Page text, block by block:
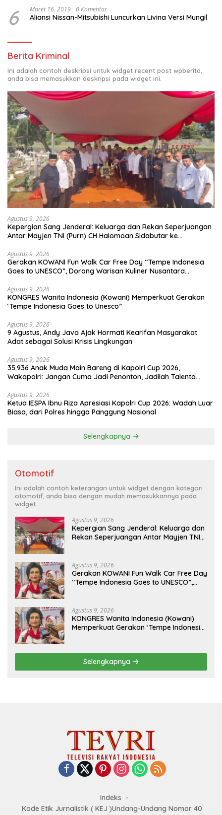
6 Maret 16, 2019 0 Komentar
Aliansi Nissan-Mitsubishi Luncurkan Livina Versi Mungil
Berita Kriminal
Ini adalah contoh deskripsi untuk widget recent post wpberita,
anda bisa memasukkan deskripsi pada widget ini.
Agustus 9, 2026
Kepergian Sang Jenderal: Keluarga dan Rekan Seperjuangan
Antar Mayjen TNI (Purn) CH Halomoan Sidabutar ke
Agustus 9, 2026
Gerakan KOWANI Fun Walk Car Free Day “Tempe Indonesia
Goes to UNESCO”, Dorong Warisan Kuliner Nusantara
Agustus 9, 2026
KONGRES Wanita Indonesia (Kowani) Memperkuat Gerakan
‘Tempe Indonesia Goes to Unesco”
Agustus 9, 2026
9 Agustus, Andy Java Ajak Hormati Kearifan Masyarakat
Adat sebagai Solusi Krisis Lingkungan
Agustus 9, 2026
35.936 Anak Muda Main Bareng di Kapolri Cup 2026,
Wakapolri: Jangan Cuma Jadi Penonton, Jadilah Talenta
Agustus 9, 2026
Ketua IESPA Ibnu Riza Apresiasi Kapolri Cup 2026: Wadah Luar
Biasa, dari Polres hingga Panggung Nasional
Selengkapnya
Otomotif
Ini adalah contoh keterangan untuk widget dengan kategori
otomotif, anda bisa dengan mudah memasukkannya pada
widget.
Agustus 9, 2026
Kepergian Sang Jenderal: Keluarga dan
Rekan Seperjuangan Antar Mayjen TNI
Agustus 9, 2026
Gerakan KOWANI Fun Walk Car Free Day
“Tempe Indonesia Goes to UNESCO”,
Agustus 9, 2026
KONGRES Wanita Indonesia (Kowani)
Memperkuat Gerakan ‘Tempe Indonesia
Selengkapnya
Indeks
Kode Etik Jurnalistik ( KEJ )Undang-Undang Nomor 40